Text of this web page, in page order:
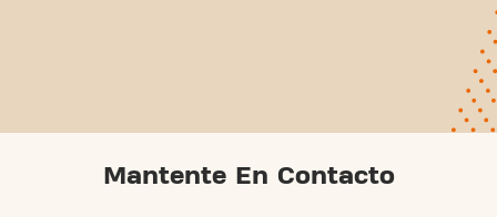
Mantente En Contacto